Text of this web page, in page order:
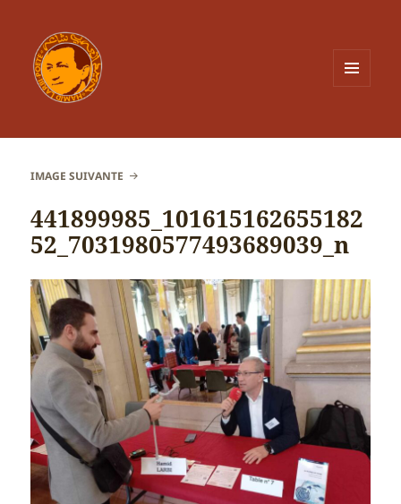
IMAGE SUIVANTE
441899985_101615162655182
52_7031980577493689039_n